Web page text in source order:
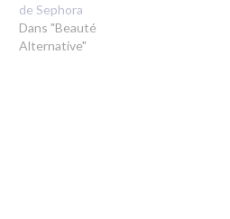
de Sephora
Dans "Beauté
Alternative"